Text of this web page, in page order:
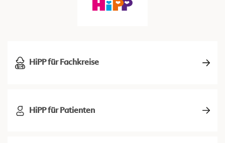
HiPP für Fachkreise
HiPP für Patienten